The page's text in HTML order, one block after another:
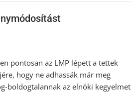
pontosan az LMP lépett a tettek
hogy ne adhassák már meg
boldogtalannak az elnöki kegyelmet